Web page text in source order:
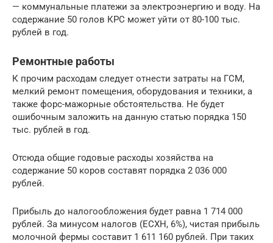
— коммунальные платежи за электроэнергию и воду. На
содержание 50 голов КРС может уйти от 80-100 тыс.
рублей в год.
Ремонтные работы
К прочим расходам следует отнести затраты на ГСМ,
мелкий ремонт помещения, оборудования и техники, а
также форс-мажорные обстоятельства. Не будет
ошибочным заложить на данную статью порядка 150
тыс. рублей в год.
Отсюда общие годовые расходы хозяйства на
содержание 50 коров составят порядка 2 036 000
рублей.
Прибыль до налогообложения будет равна 1 714 000
рублей. За минусом налогов (ЕСХН, 6%), чистая прибыль
молочной фермы составит 1 611 160 рублей. При таких